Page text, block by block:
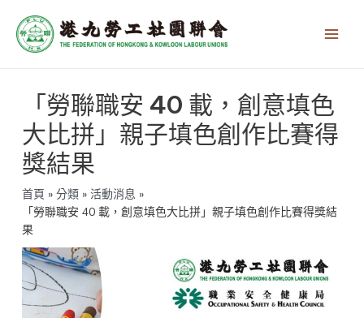
「勞聯職安 40 載，創意填色
大比拼」親子填色創作比賽得
獎結果
首頁 分類
活動消息
「勞聯職安 40 載，創意填色大比拼」親子填色創作比賽得獎結
果
章
導
覽